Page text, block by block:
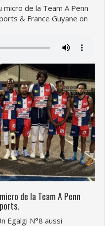
de la Team A Penn
& France Guyane on
de la Team A Penn
Egalgi N°8 aussi